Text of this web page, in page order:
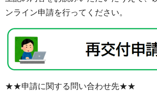
ンライン申請を行ってください。
★★申請に関する問い合わせ先★★